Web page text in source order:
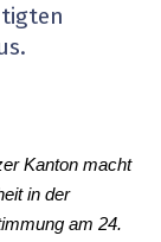
Kanton macht
in der
am 24.